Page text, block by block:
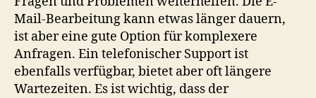
Mail-Bearbeitung kann etwas länger dauern,
ist aber eine gute Option für komplexere
Anfragen. Ein telefonischer Support ist
ebenfalls verfügbar, bietet aber oft längere
Wartezeiten. Es ist wichtig, dass der